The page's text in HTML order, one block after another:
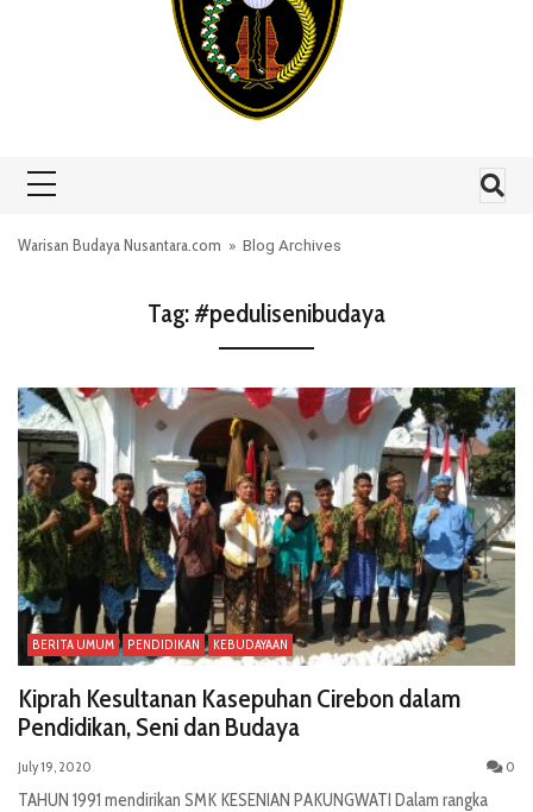
Warisan Budaya Nusantara.com » Blog Archives
Tag:#pedulisenibudaya
BERITA UMUM PENDIDIKAN KEBUDAYAAN
Kiprah Kesultanan Kasepuhan Cirebon dalam
Pendidikan, Seni dan Budaya
July 19, 2020 0
TAHUN 1991 mendirikan SMK KESENIAN PAKUNGWATI Dalam rangka